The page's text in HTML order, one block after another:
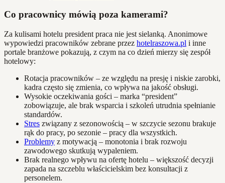
Co pracownicy mówią poza kamerami?
Za kulisami hotelu president praca nie jest sielanką. Anonimowe
wypowiedzi pracowników zebrane przez hotelraszowa.pl i inne
portale branżowe pokazują, z czym na co dzień mierzy się zespół
hotelowy:
Rotacja pracowników – ze względu na presję i niskie zarobki,
kadra często się zmienia, co wpływa na jakość obsługi.
Wysokie oczekiwania gości – marka “president”
zobowiązuje, ale brak wsparcia i szkoleń utrudnia spełnianie
standardów.
Stres związany z sezonowością – w szczycie sezonu brakuje
rąk do pracy, po sezonie – pracy dla wszystkich.
Problemy z motywacją – monotonia i brak rozwoju
zawodowego skutkują wypaleniem.
Brak realnego wpływu na ofertę hotelu – większość decyzji
zapada na szczeblu właścicielskim bez konsultacji z
personelem.